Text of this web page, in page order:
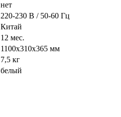
нет
220-230 В / 50-60 Гц
Китай
12 мес.
1100х310х365 мм
7,5 кг
белый